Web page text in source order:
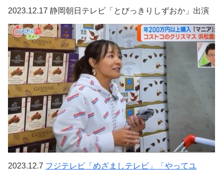
2023.12.17 静岡朝日テレビ「とびっきりしずおか」出演
2023.12.7 フジテレビ「めざましテレビ」「やってユ